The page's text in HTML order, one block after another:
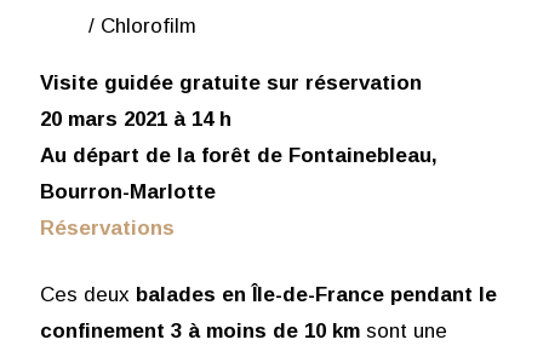
/ Chlorofilm
Visite guidée gratuite sur réservation
20 mars 2021 à 14 h
Au départ de la forêt de Fontainebleau,
Bourron-Marlotte
Réservations
Ces deux balades en Île-de-France pendant le
confinement 3 à moins de 10 kmsont une